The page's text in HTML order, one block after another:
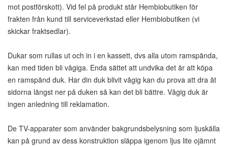
mot postförskott). Vid fel på produkt står Hembiobutiken för
frakten från kund till serviceverkstad eller Hembiobutiken (vi
skickar fraktsedlar).
Dukar som rullas ut och in i en kassett, dvs alla utom ramspända,
kan med tiden bli vågiga. Enda sättet att undvika det är att köpa
en ramspänd duk. Har din duk blivit vågig kan du prova att dra åt
sidorna längst ner på duken så kan det bli bättre. Vågig duk är
ingen anledning till reklamation.
De TV-apparater som använder bakgrundsbelysning som ljuskälla
kan på grund av dess konstruktion släppa igenom ljus lite ojämnt